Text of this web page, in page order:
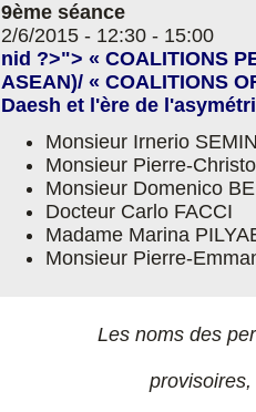
9ème séance
2/6/2015 - 12:30 - 15:00
nid ?>"> « COALITIONS
ASEAN)/ « COALITIONS
Daesh et l'ère de
Monsieur Irnerio
Monsieur Pierre-
Monsieur Domenico
Docteur Carlo FACCI
Madame Marina
Monsieur Pierre-
Les noms des